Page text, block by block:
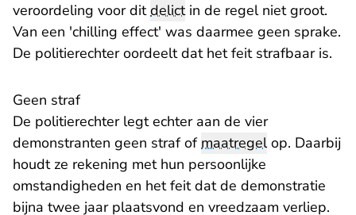
veroordeling voor ditdelictin de regel niet groot.
Van een 'chilling effect' was daarmee geen sprake.
De politierechter oordeelt dat het feit strafbaar is.
Geen straf
De politierechter legt echter aan de vier
demonstranten geen straf ofmaatregelop. Daarbij
houdt ze rekening met hun persoonlijke
omstandigheden en het feit dat de demonstratie
bijna twee jaar plaatsvond en vreedzaam verliep.